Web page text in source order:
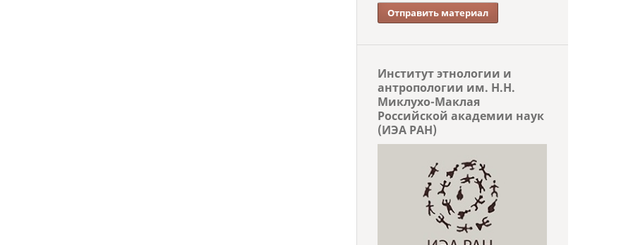
Отправить материал
Институт этнологии и
антропологии им. Н.Н.
Миклухо-Маклая
Российской академии наук
(ИЭА РАН)